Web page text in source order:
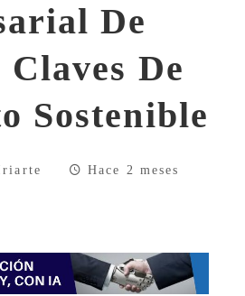
De
De
Sostenible
Hace 2 meses